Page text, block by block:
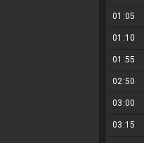
01:05
01:10
01:55
02:50
03:00
03:15